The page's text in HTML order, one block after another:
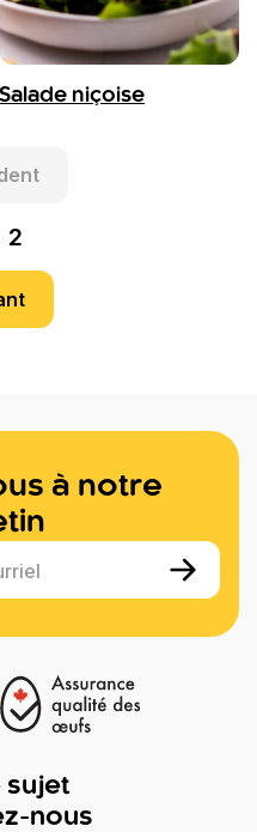
Salade niçoise
2
à notre
sujet
nous